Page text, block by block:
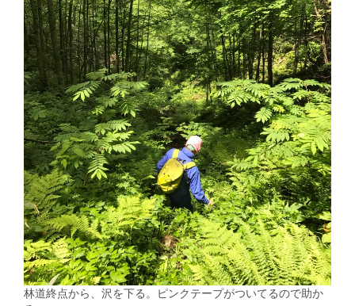
林道終点から、沢を下る。ピンクテープがついてるので助か